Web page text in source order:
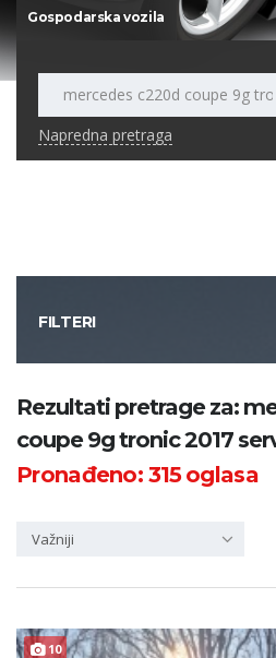
Gospodarska vozila
Napredna pretraga
FILTERI
Kategorija
Županija
Rezultati pretrage za:
coupe 9g tronic 2017
Pronađeno:315oglasa
Važniji
10